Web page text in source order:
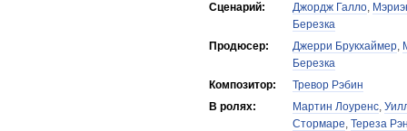
Сценарий:
Джордж Галло,
Березка
Продюсер:
Джерри Брукхаймер,
Березка
Композитор:
Тревор Рэбин
В ролях:
Мартин Лоуренс,
Стормаре, Тереза